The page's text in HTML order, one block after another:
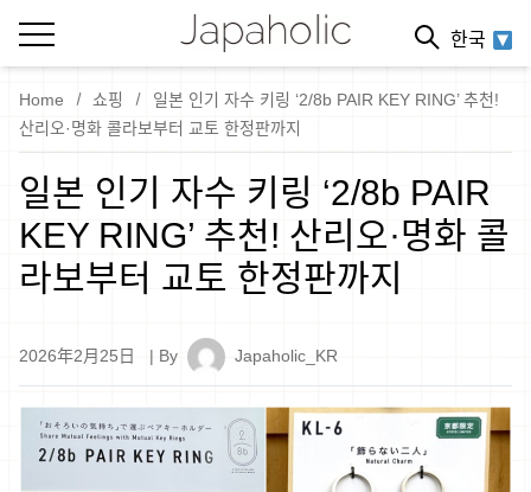
한국
Home 쇼핑
일본 인기 자수 키링 ‘2/8b PAIR KEY RING’ 추천!
산리오·명화 콜라보부터 교토 한정판까지
일본 인기 자수 키링 ‘2/8b PAIR
KEY RING’ 추천! 산리오·명화 콜
라보부터 교토 한정판까지
2026年2月25日 | By Japaholic_KR